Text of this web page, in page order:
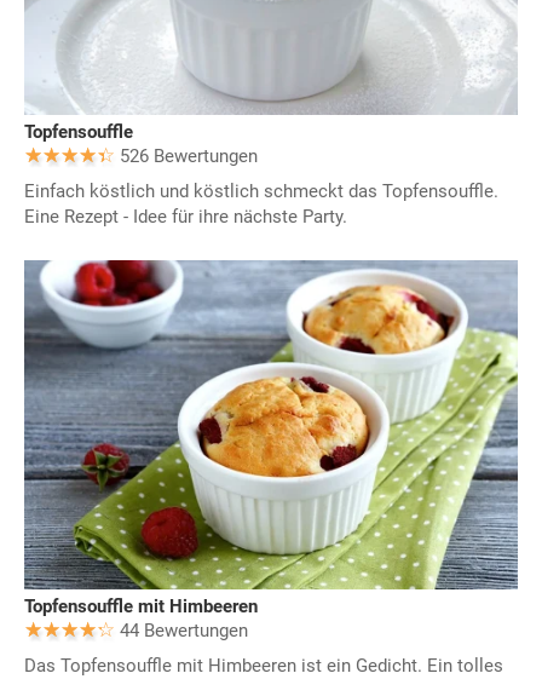
Topfensouffle
526 Bewertungen
Einfach köstlich und köstlich schmeckt das Topfensouffle.
Eine Rezept - Idee für ihre nächste Party.
Topfensouffle mit Himbeeren
44 Bewertungen
Das Topfensouffle mit Himbeeren ist ein Gedicht. Ein tolles